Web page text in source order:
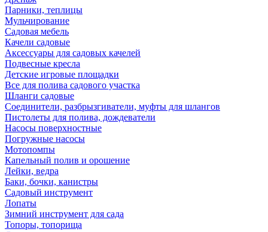
Парники, теплицы
Мульчирование
Садовая мебель
Качели садовые
Аксессуары для садовых качелей
Подвесные кресла
Детские игровые площадки
Все для полива садового участка
Шланги садовые
Соединители, разбрызгиватели, муфты для шлангов
Пистолеты для полива, дождеватели
Насосы поверхностные
Погружные насосы
Мотопомпы
Капельный полив и орошение
Лейки, ведра
Баки, бочки, канистры
Садовый инструмент
Лопаты
Зимний инструмент для сада
Топоры, топорища